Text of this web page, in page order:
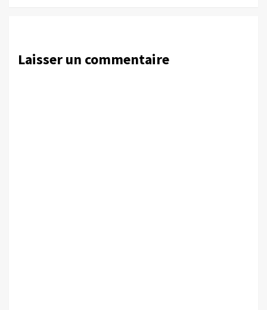
Laisser un commentaire